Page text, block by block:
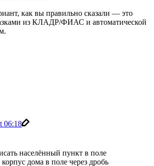
как вы правильно сказали — это
из КЛАДР/ФИАС и автоматической
06:18
населённый пункт в поле
дома в поле через дробь